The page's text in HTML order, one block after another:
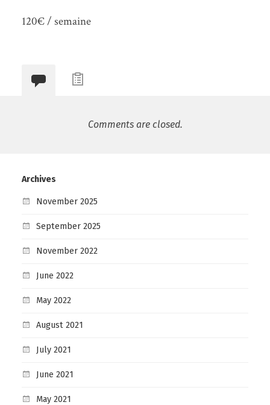
120€ / semaine
Comments are closed.
Archives
November 2025
September 2025
November 2022
June 2022
May 2022
August 2021
July 2021
June 2021
May 2021